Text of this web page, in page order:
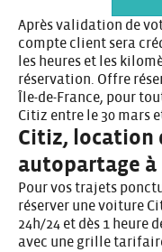
Après validation de
compte client sera
les heures et les
réservation. Offre
Île-de-France, pour
Citiz entre le 30 mars
Citiz, location
autopartage à
Pour vos trajets
réserver une voiture
24h/24 et dès 1 heure
avec une grille